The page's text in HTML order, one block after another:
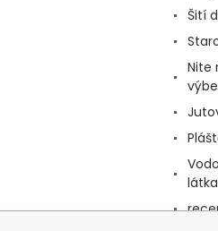
Šití
Nite
látka